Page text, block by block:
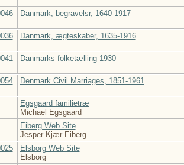
Danmark, begravelsr, 1640-1917
Danmark, ægteskaber, 1635-1916
Danmarks folketælling 1930
Denmark Civil Marriages, 1851-1961
Egsgaard familietræ
Michael Egsgaard
Eiberg Web Site
Jesper Kjær Eiberg
Elsborg Web Site
Elsborg